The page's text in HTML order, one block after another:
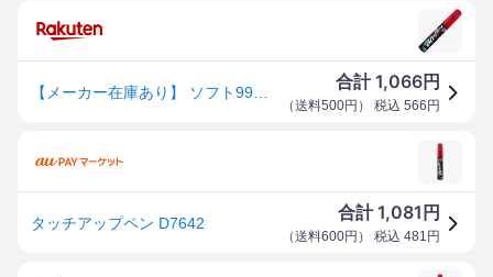
合計1,066円
（送料500円 ） 税込 566 円
タッチアップペン D7642
合計1,081 円
（送料600円 ） 税込 481 円